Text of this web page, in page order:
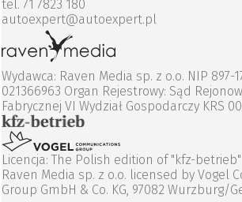
tel. 71 7823 180
autoexpert@autoexpert.pl
Wydawca: Raven Media sp. z o.o. NIP 897-
021366963 Organ Rejestrowy: Sąd
Fabrycznej VI Wydział Gospodarczy KRS
Licencja: The Polish edition of "kfz-
Raven Media sp. z o.o. licensed by Vogel
Group GmbH & Co. KG, 97082 Wurzburg/